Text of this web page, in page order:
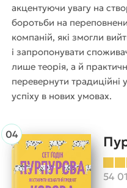
акцентуючи увагу на
боротьби на
компаній, які змогли
і запропонувати
лише теорія, а й
перевернути традиційні
успіху в нових умовах.
54